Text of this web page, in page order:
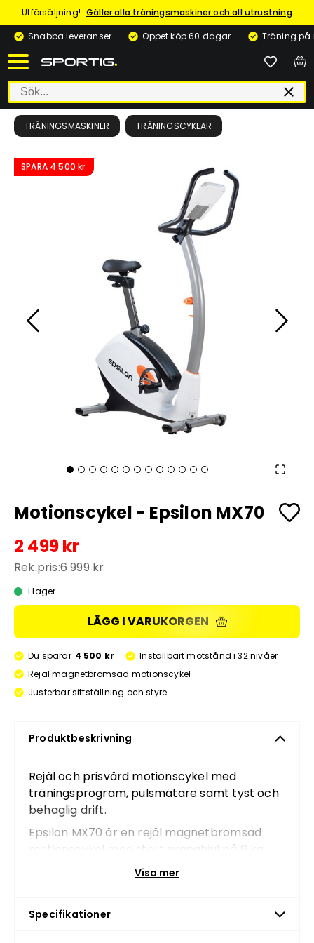
Utförsäljning! Gäller alla träningsmaskiner och all utrustning
Snabba leveranser
Öppet köp 60 dagar Träning på
TRÄNINGSMASKINER TRÄNINGSCYKLAR
SPARA 4 500 kr
Motionscykel - Epsilon MX70
2 499 kr
Rek.pris:6 999 kr
I lager
LÄGG I VARUKORGEN
Du sparar 4 500 kr
Inställbart motstånd i 32 nivåer
Rejäl magnetbromsad motionscykel
Justerbar sittställning och styre
Produktbeskrivning
Rejäl och prisvärd motionscykel med
träningsprogram, pulsmätare samt tyst och
behaglig drift.
Epsilon MX70 är en rejäl magnetbromsad
motionscykel med stort svänghjul på 6 kg
och en mängd förinställda träningsprogram
samt pulsmätare. Modellen har jämn och
inställningsmöjligheter för att hitta en
Visa mer
Specifikationer